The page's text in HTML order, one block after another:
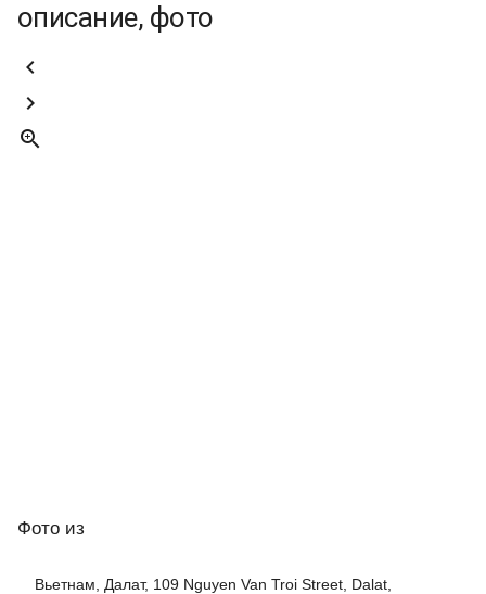
описание, фото



Фото из
Вьетнам, Далат, 109 Nguyen Van Troi Street, Dalat,